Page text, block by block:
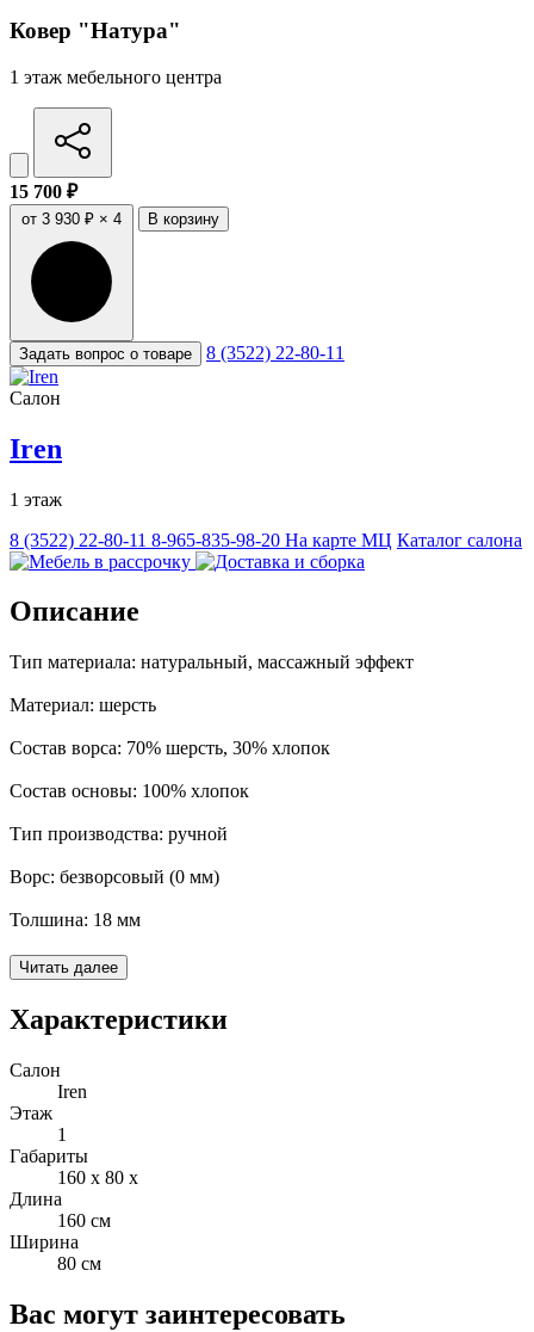
Ковер "Натура"
1 этаж мебельного центра
15 700 ₽
от 3 930 ₽ × 4 В корзину
Задать вопрос о товаре 8 (3522) 22-80-11
Салон
Iren
1 этаж
8 (3522) 22-80-11 8-965-835-98-20 На карте МЦ Каталог салона
Описание
Тип материала: натуральный, массажный эффект
Материал: шерсть
Состав ворса: 70% шерсть, 30% хлопок
Состав основы: 100% хлопок
Тип производства: ручной
Ворс: безворсовый (0 мм)
Толщина: 18 мм
Дизайн: современный, однотонный, рельефный,
дизайнерский
Стиль: эко
Цвет: белый, светлый
Читать далее
Характеристики
Салон
Iren
Этаж
1
Габариты
160 x 80 x
Длина
160 см
Ширина
80 см
Вас могут заинтересовать